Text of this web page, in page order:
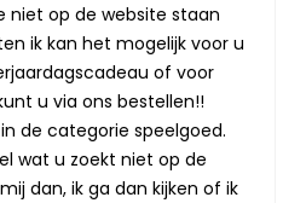
niet op de website staan
ik kan het mogelijk voor u
of voor
u via ons bestellen!!
de categorie speelgoed.
wat u zoekt niet op de
dan, ik ga dan kijken of ik